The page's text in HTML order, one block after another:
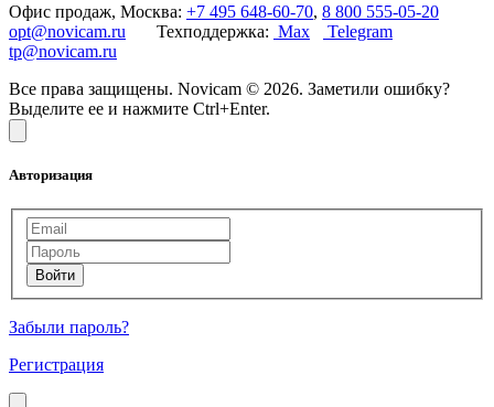
Офис продаж, Москва: +7 495 648-60-70, 8 800 555-05-20
opt@novicam.ru Техподдержка: Max
Telegram
tp@novicam.ru
Все права защищены. Novicam © 2026. Заметили ошибку?
Выделите ее и нажмите Ctrl+Enter.
Авторизация
Забыли пароль?
Регистрация